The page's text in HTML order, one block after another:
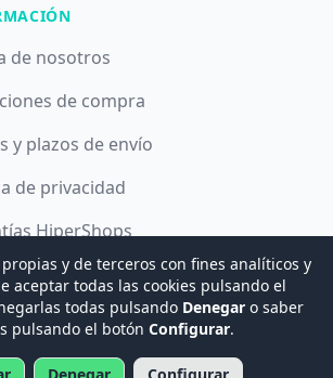
de nosotros
de compra
y plazos de envío
de privacidad
HiperShops
de cookies
Digital e Inmótica Ingenieros, S.L.
y de terceros con fines analíticos y
aceptar todas las cookies pulsando el
todas pulsando Denegar o saber
pulsando el botón Configurar.